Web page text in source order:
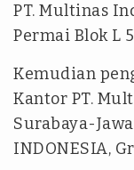
PT. Multinas
Permai Blok L
Kemudian
Kantor PT.
Surabaya-
INDONESIA,